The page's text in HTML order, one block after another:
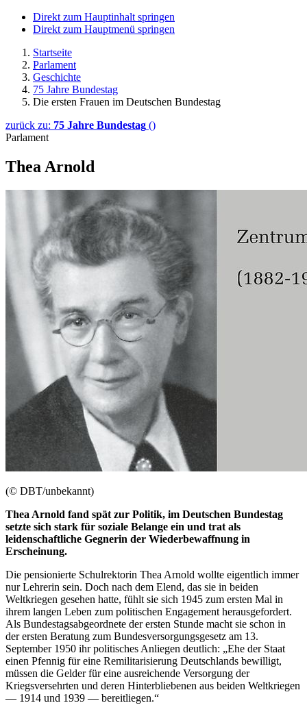
Direkt zum Hauptinhalt springen
Direkt zum Hauptmenü springen
Startseite
Parlament
Geschichte
75 Jahre Bundestag
Die ersten Frauen im Deutschen Bundestag
zurück zu: 75 Jahre Bundestag ()
Parlament
Thea Arnold
(© DBT/unbekannt)
Thea Arnold fand spät zur Politik, im Deutschen Bundestag
setzte sich stark für soziale Belange ein und trat als
leidenschaftliche Gegnerin der Wiederbewaffnung in
Erscheinung.
Die pensionierte Schulrektorin Thea Arnold wollte eigentlich immer
nur Lehrerin sein. Doch nach dem Elend, das sie in beiden
Weltkriegen gesehen hatte, fühlt sie sich 1945 zum ersten Mal in
ihrem langen Leben zum politischen Engagement herausgefordert.
Als Bundestagsabgeordnete der ersten Stunde macht sie schon in
der ersten Beratung zum Bundesversorgungsgesetz am 13.
September 1950 ihr politisches Anliegen deutlich: „Ehe der Staat
einen Pfennig für eine Remilitarisierung Deutschlands bewilligt,
müssen die Gelder für eine ausreichende Versorgung der
Kriegsversehrten und deren Hinterbliebenen aus beiden Weltkriegen
— 1914 und 1939 — bereitliegen.“